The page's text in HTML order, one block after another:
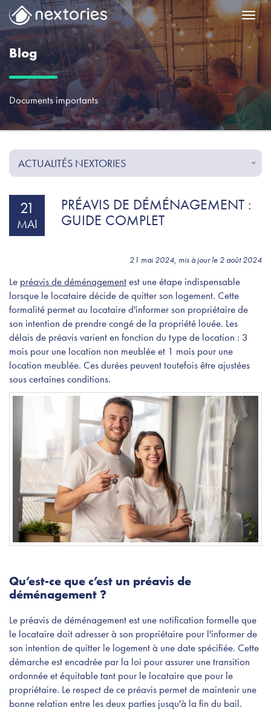
Blog
Documents importants
ACTUALITÉS NEXTORIES
21
MAI
PRÉAVIS DE DÉMÉNAGEMENT :
GUIDE COMPLET
21 mai 2024, mis à jour le 2 août 2024
Le préavis de déménagementest une étape indispensable
lorsque le locataire décide de quitter son logement. Cette
formalité permet au locataire d'informer son propriétaire de
son intention de prendre congé de la propriété louée. Les
délais de préavis varient en fonction du type de location : 3
mois pour une location non meublée et 1 mois pour une
location meublée. Ces durées peuvent toutefois être ajustées
sous certaines conditions.
Qu’est-ce que c’est un préavis de
déménagement ?
Le préavis de déménagement est une notification formelle que
le locataire doit adresser à son propriétaire pour l'informer de
son intention de quitter le logement à une date spécifiée. Cette
démarche est encadrée par la loi pour assurer une transition
ordonnée et équitable tant pour le locataire que pour le
propriétaire. Le respect de ce préavis permet de maintenir une
bonne relation entre les deux parties jusqu'à la fin du bail.